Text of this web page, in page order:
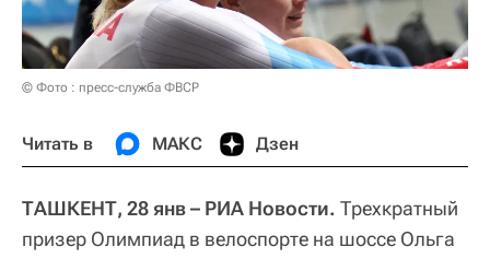
© Фото : пресс-служба ФВСР
Читать в МАКС Дзен
ТАШКЕНТ, 28 янв – РИА Новости. Трехкратный
призер Олимпиад в велоспорте на шоссе Ольга